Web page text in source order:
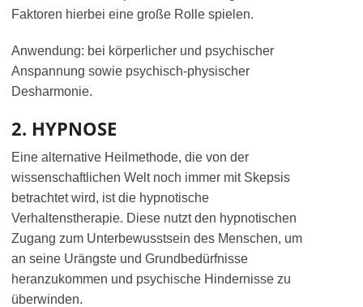
Faktoren hierbei eine große Rolle spielen.
Anwendung: bei körperlicher und psychischer
Anspannung sowie psychisch-physischer
Desharmonie.
2. HYPNOSE
Eine alternative Heilmethode, die von der
wissenschaftlichen Welt noch immer mit Skepsis
betrachtet wird, ist die hypnotische
Verhaltenstherapie. Diese nutzt den hypnotischen
Zugang zum Unterbewusstsein des Menschen, um
an seine Urängste und Grundbedürfnisse
heranzukommen und psychische Hindernisse zu
überwinden.